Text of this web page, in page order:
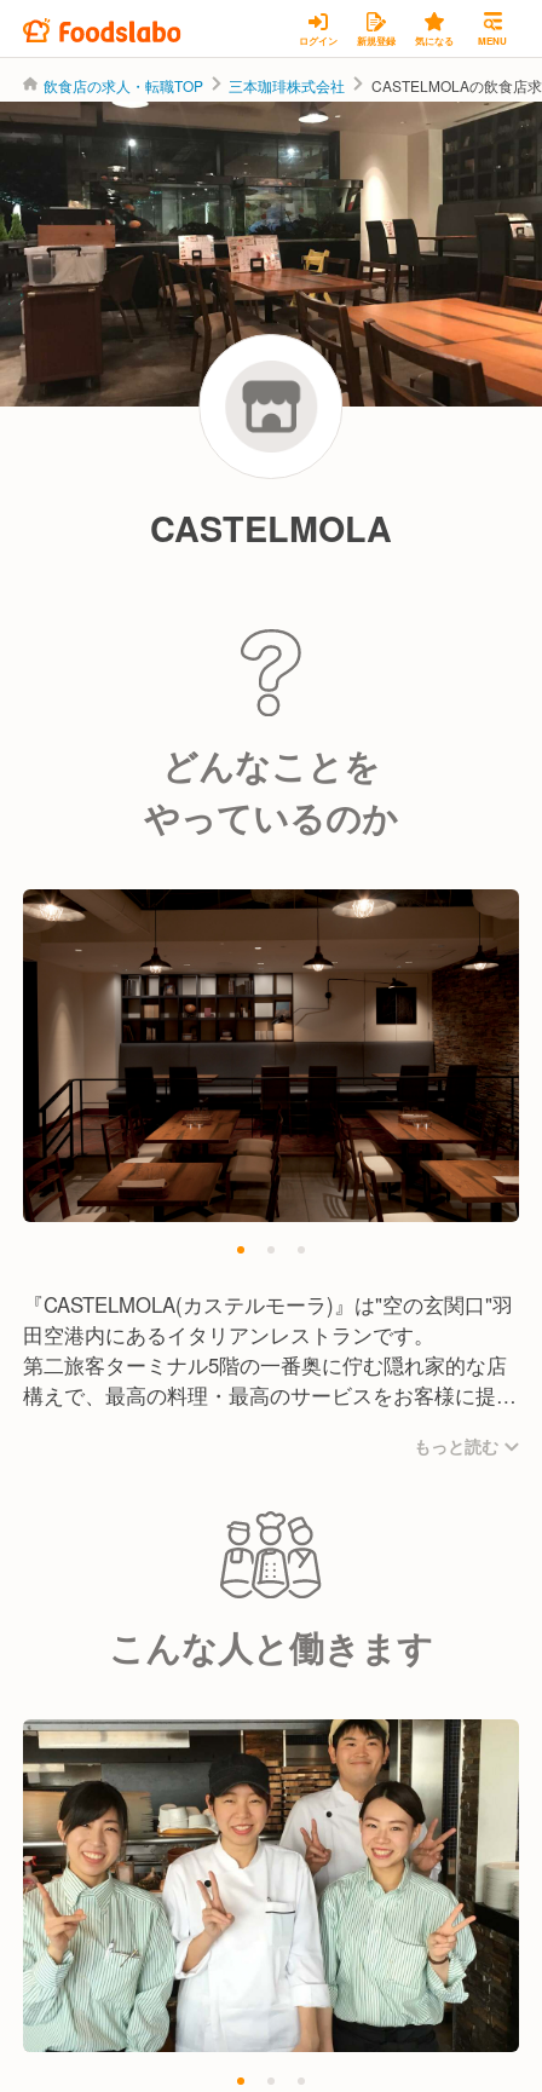
ログイン 新規登録 気になる MENU
飲食店の求人・転職TOP 三本珈琲株式会社 CASTELMOLAの飲食店
三本珈琲株式会社
CASTELMOLA
どんなことを
やっているのか
『CASTELMOLA(カステルモーラ)』は"空の玄関口"羽
田空港内にあるイタリアンレストランです。
第二旅客ターミナル5階の一番奥に佇む隠れ家的な店
構えで、最高の料理・最高のサービスをお客様に提供
は全110席(店内60席+テラス50席)。
ランチでは旅行客含めお子様連れのご家族、ディナー
タイムではロマンチックな雰囲気を演出しているので
カップル利用や大人数での贅沢な飲み会など様々なシ
ーンでご利用いただいています。
む」ことに注力し、イタリア文化の原点にこだわった
本格的なイタリアンを提供！
アラカルトだけではなく、至極のコースメニューも用
意しています。
また、ワインも自然派からカジュアルなものまで、料
理に合わせられるように幅広いラインナップとなって
います。
オープンしてから20年以上経ち、多くのお客様に愛さ
れ、ご支持いただけたからこそ今日まで営業を続ける
ことができました。
世界有数の発着数を誇る羽田空港で、当店はこれから
もっと読む
こんな人と働きます